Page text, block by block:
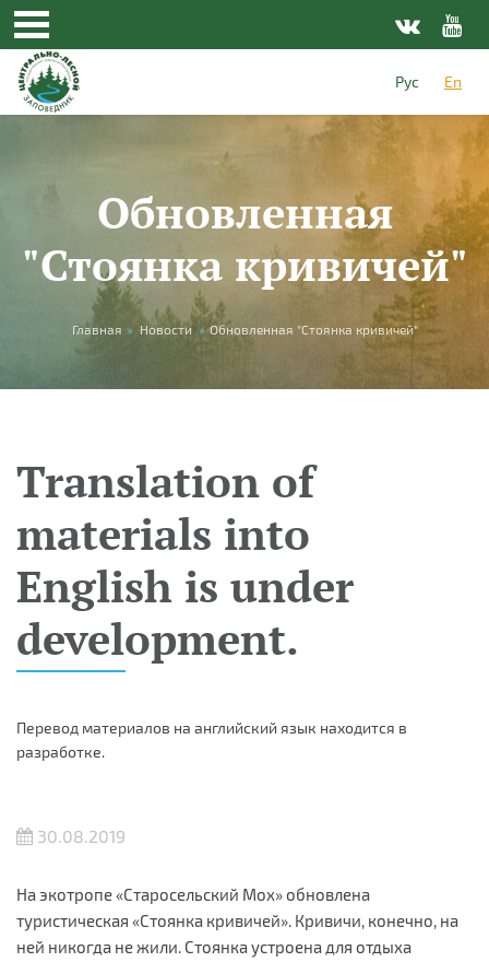
Skip to main content
Рус
En
Обновленная
"Стоянка кривичей"
You are here
Главная » Новости » Обновленная "Стоянка кривичей"
Translation of
materials into
English is under
development.
Перевод материалов на английский язык находится в
разработке.
30.08.2019
На экотропе «Старосельский Мох» обновлена
туристическая «Стоянка кривичей». Кривичи, конечно, на
ней никогда не жили. Стоянка устроена для отдыха